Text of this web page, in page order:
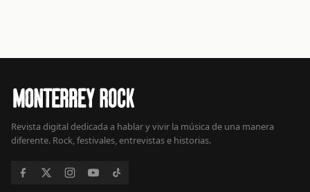
Revista digital dedicada a hablar y vivir la música de una manera
diferente. Rock, festivales, entrevistas e historias.